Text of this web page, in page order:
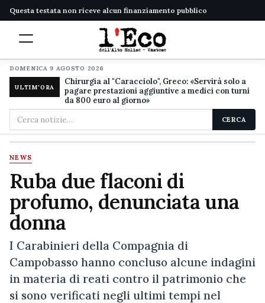
Questa testata non riceve alcun finanziamento pubblico
DOMENICA 9 AGOSTO 2026
ULTIM'ORA
Chirurgia al "Caracciolo", Greco: «Servirà solo a
pagare prestazioni aggiuntive a medici con turni
da 800 euro al giorno»
Cerca
nel
sito
CERCA
NEWS
Ruba due flaconi di
profumo, denunciata una
donna
I Carabinieri della Compagnia di
Campobasso hanno concluso alcune indagini
in materia di reati contro il patrimonio che
si sono verificati negli ultimi tempi nel